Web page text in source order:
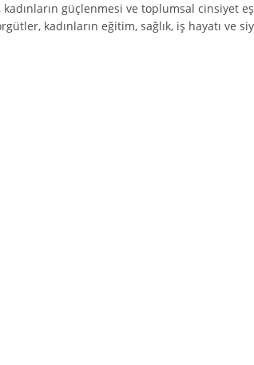
güçlenmesi ve toplumsal cinsiyet
kadınların eğitim, sağlık, iş hayatı ve